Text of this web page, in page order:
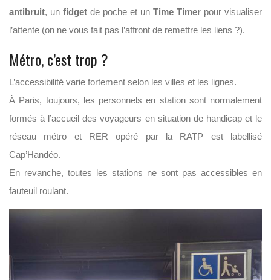
antibruit, un fidget de poche et un Time Timer pour visualiser
l’attente (on ne vous fait pas l’affront de remettre les liens ?).
Métro, c’est trop ?
L’accessibilité varie fortement selon les villes et les lignes.
À Paris, toujours, les personnels en station sont normalement
formés à l’accueil des voyageurs en situation de handicap et le
réseau métro et RER opéré par la RATP est labellisé
Cap’Handéo.
En revanche, toutes les stations ne sont pas accessibles en
fauteuil roulant.